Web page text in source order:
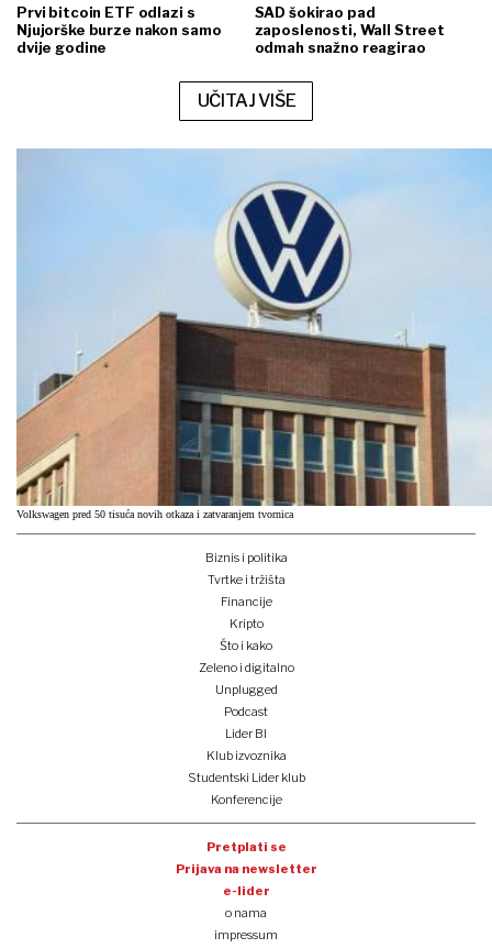
Prvi bitcoin ETF odlazi s
Njujorške burze nakon samo
dvije godine
SAD šokirao pad
zaposlenosti, Wall Street
odmah snažno reagirao
UČITAJ VIŠE
Volkswagen pred 50 tisuća novih otkaza i zatvaranjem tvornica
Biznis i politika
Tvrtke i tržišta
Financije
Kripto
Što i kako
Zeleno i digitalno
Unplugged
Podcast
Lider BI
Klub izvoznika
Studentski Lider klub
Konferencije
Pretplati se
Prijava na newsletter
e-lider
o nama
impressum